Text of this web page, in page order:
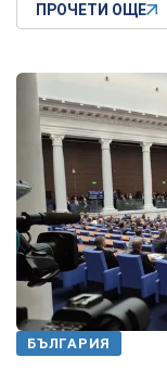
ПРОЧЕТИ ОЩЕ
БЪЛГАРИЯ